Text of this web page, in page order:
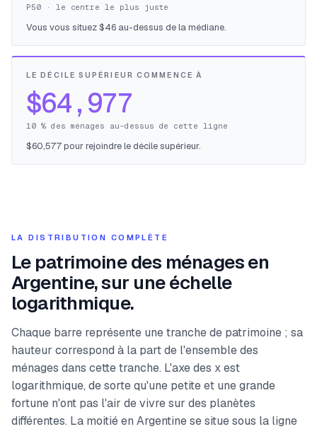
P50 · le centre le plus juste
Vous vous situez $46 au-dessus de la médiane.
LE DÉCILE SUPÉRIEUR COMMENCE À
$64,977
10 % des ménages au-dessus de cette ligne
$60,577 pour rejoindre le décile supérieur.
LA DISTRIBUTION COMPLÈTE
Le patrimoine des ménages en
Argentine, sur une échelle
logarithmique.
Chaque barre représente une tranche de patrimoine ; sa
hauteur correspond à la part de l'ensemble des
ménages dans cette tranche. L'axe des x est
logarithmique, de sorte qu'une petite et une grande
fortune n'ont pas l'air de vivre sur des planètes
différentes. La moitié en Argentine se situe sous la ligne